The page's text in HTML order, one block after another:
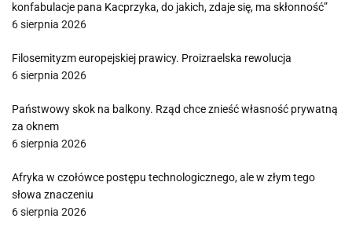
konfabulacje pana Kacprzyka, do jakich, zdaje się, ma skłonność”
6 sierpnia 2026
Filosemityzm europejskiej prawicy. Proizraelska rewolucja
6 sierpnia 2026
Państwowy skok na balkony. Rząd chce znieść własność prywatną
za oknem
6 sierpnia 2026
Afryka w czołówce postępu technologicznego, ale w złym tego
słowa znaczeniu
6 sierpnia 2026